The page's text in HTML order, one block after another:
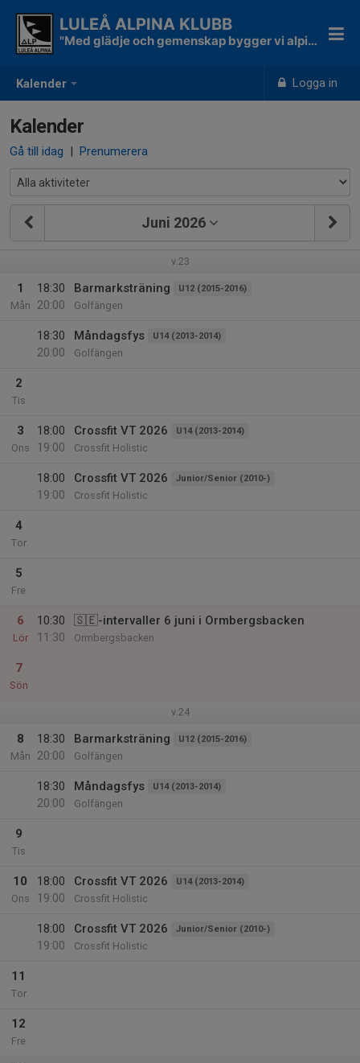
Kalender Logga in
LULEÅ ALPINA KLUBB
"Med glädje och gemenskap bygger vi alpina skidåkare"
Kalender
Gå till idag | Prenumerera
Juni 2026
v.23
1
Mån
18:30
20:00
Barmarksträning U12 (2015-2016)
Golfängen
18:30
20:00
Måndagsfys U14 (2013-2014)
Golfängen
2
Tis
3
Ons
18:00
19:00
Crossfit VT 2026 U14 (2013-2014)
Crossfit Holistic
18:00
19:00
Crossfit VT 2026 Junior/Senior (2010-)
Crossfit Holistic
4
Tor
5
Fre
6
Lör
10:30
11:30
🇸🇪-intervaller 6 juni i Ormbergsbacken
Ormbergsbacken
7
Sön
v.24
8
Mån
18:30
20:00
Barmarksträning U12 (2015-2016)
Golfängen
18:30
20:00
Måndagsfys U14 (2013-2014)
Golfängen
9
Tis
10
Ons
18:00
19:00
Crossfit VT 2026 U14 (2013-2014)
Crossfit Holistic
18:00
19:00
Crossfit VT 2026 Junior/Senior (2010-)
Crossfit Holistic
11
Tor
12
Fre